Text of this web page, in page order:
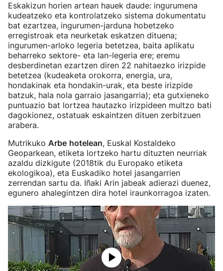
Eskakizun horien artean hauek daude: ingurumena
kudeatzeko eta kontrolatzeko sistema dokumentatu
bat ezartzea, ingurumen-jarduna hobetzeko
erregistroak eta neurketak eskatzen dituena;
ingurumen-arloko legeria betetzea, baita aplikatu
beharreko sektore- eta lan-legeria ere; eremu
desberdinetan ezartzen diren 22 nahitaezko irizpide
betetzea (kudeaketa orokorra, energia, ura,
hondakinak eta hondakin-urak, eta beste irizpide
batzuk, hala nola garraio jasangarria); eta gutxieneko
puntuazio bat lortzea hautazko irizpideen multzo bati
dagokionez, ostatuak eskaintzen dituen zerbitzuen
arabera.
Mutrikuko Arbe hotelean, Euskal Kostaldeko
Geoparkean, etiketa lortzeko hartu dituzten neurriak
azaldu dizkigute (2018tik du Europako etiketa
ekologikoa), eta Euskadiko hotel jasangarrien
zerrendan sartu da. Iñaki Arin jabeak adierazi duenez,
egunero ahalegintzen dira hotel iraunkorragoa izaten.